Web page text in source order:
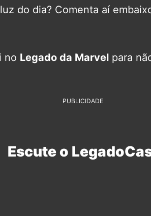
do dia? Comenta aí
no Legado da Marvel para
PUBLICIDADE
Escute o